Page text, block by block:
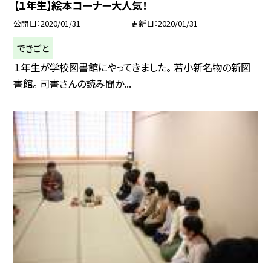
【１年生】絵本コーナー大人気！
公開日 2020/01/31 更新日 2020/01/31
できごと
１年生が学校図書館にやってきました。 若小新名物の新図
書館。 司書さんの読み聞か...